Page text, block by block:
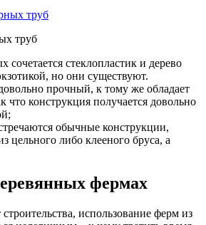
труб
сочетается стеклопластик и дерево
но они существуют.
прочный, к тому же обладает
что конструкция получается довольно
обычные конструкции,
цельного либо клееного бруса, а
фермах
использование ферм из